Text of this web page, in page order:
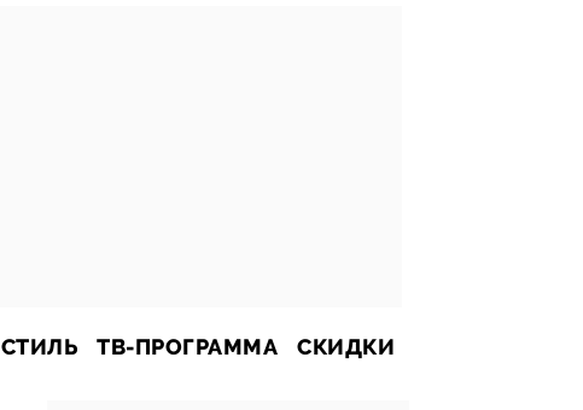
СТИЛЬ ТВ-ПРОГРАММА СКИДКИ